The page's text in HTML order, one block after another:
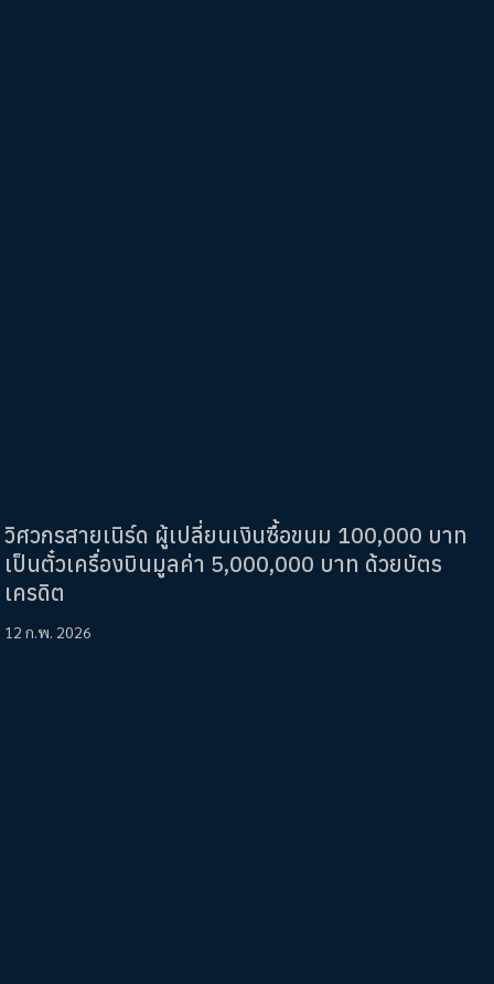
วิศวกรสายเนิร์ด ผู้เปลี่ยนเงินซื้อขนม 100,000 บาท
เป็นตั๋วเครื่องบินมูลค่า 5,000,000 บาท ด้วยบัตร
เครดิต
12 ก.พ. 2026